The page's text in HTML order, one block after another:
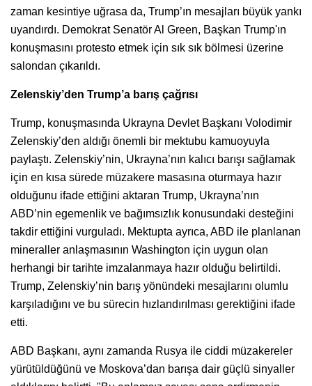
zaman kesintiye uğrasa da, Trump’ın mesajları büyük yankı
uyandırdı. Demokrat Senatör Al Green, Başkan Trump'ın
konuşmasını protesto etmek için sık sık bölmesi üzerine
salondan çıkarıldı.
Zelenskiy’den Trump’a barış çağrısı
Trump, konuşmasında Ukrayna Devlet Başkanı Volodimir
Zelenskiy’den aldığı önemli bir mektubu kamuoyuyla
paylaştı. Zelenskiy’nin, Ukrayna’nın kalıcı barışı sağlamak
için en kısa sürede müzakere masasına oturmaya hazır
olduğunu ifade ettiğini aktaran Trump, Ukrayna’nın
ABD’nin egemenlik ve bağımsızlık konusundaki desteğini
takdir ettiğini vurguladı. Mektupta ayrıca, ABD ile planlanan
mineraller anlaşmasının Washington için uygun olan
herhangi bir tarihte imzalanmaya hazır olduğu belirtildi.
Trump, Zelenskiy’nin barış yönündeki mesajlarını olumlu
karşıladığını ve bu sürecin hızlandırılması gerektiğini ifade
etti.
ABD Başkanı, aynı zamanda Rusya ile ciddi müzakereler
yürütüldüğünü ve Moskova’dan barışa dair güçlü sinyaller